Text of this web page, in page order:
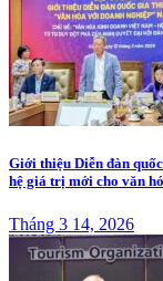
Giới thiệu Diễn đàn
hệ giá trị mới cho văn
Tháng 3 14, 2026